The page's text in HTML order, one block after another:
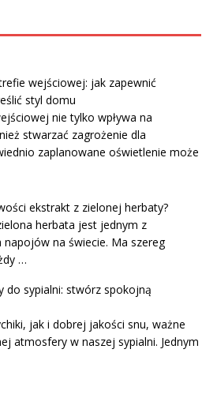
wejściowej: jak zapewnić
styl domu
nie tylko wpływa na
stwarzać zagrożenie dla
zaplanowane oświetlenie może
ekstrakt z zielonej herbaty?
herbata jest jednym z
napojów na świecie. Ma szereg
…
do sypialni: stwórz spokojną
jak i dobrej jakości snu, ważne
atmosfery w naszej sypialni. Jednym